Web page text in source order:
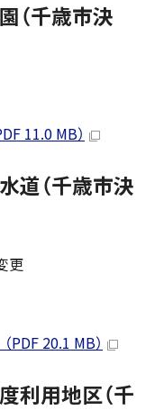
（千歳市決
11.0 MB）
道（千歳市決
更
PDF 20.1 MB）
利用地区（千